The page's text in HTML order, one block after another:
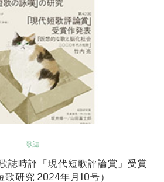
歌誌
誌時評「現代短歌評論賞」受賞
研究 2024年月10号）